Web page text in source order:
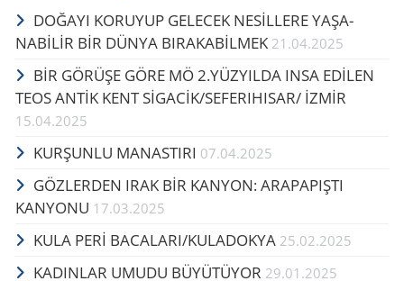
DO­ĞA­YI KO­RU­YUP GE­LECEK NESİLLERE YA­ŞA­
NABİLİR BİR DÜNYA BI­RA­KABİLMEK 21.04.2025
BİR GÖ­RÜ­ŞE GÖRE MÖ 2.YÜZ­YIL­DA INSA EDİLEN
TEOS ANTİK KENT SİGACİK/SE­FE­RI­HI­SAR/ İZMİR
15.04.2025
KUR­ŞUN­LU MA­NAS­TI­RI 07.04.2025
GÖZLERDEN IRAK BİR KANYON: ARAPAPIŞTI
KANYONU 17.03.2025
KULA PERİ BA­CA­LA­RI/KU­LA­DOK­YA 25.02.2025
KA­DIN­LAR UMUDU BÜ­YÜ­TÜ­YOR 29.01.2025